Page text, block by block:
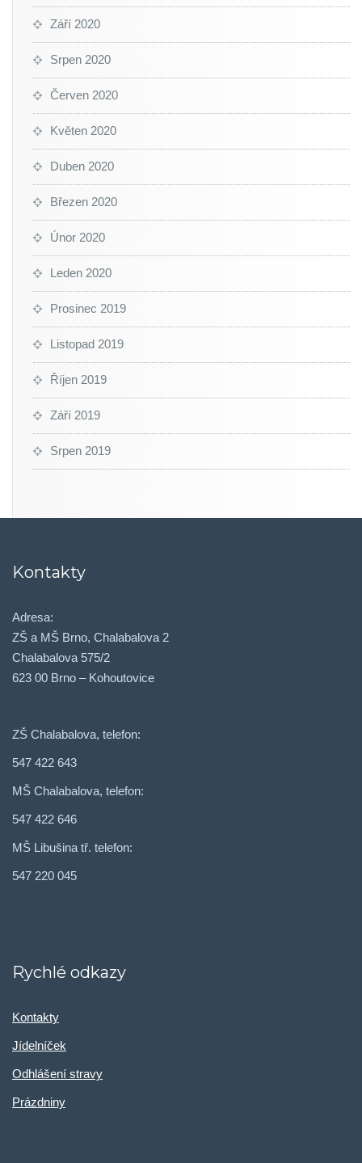
Září 2020
Srpen 2020
Červen 2020
Květen 2020
Duben 2020
Březen 2020
Únor 2020
Leden 2020
Prosinec 2019
Listopad 2019
Říjen 2019
Září 2019
Srpen 2019
Kontakty
Adresa:
ZŠ a MŠ Brno, Chalabalova 2
Chalabalova 575/2
623 00 Brno – Kohoutovice
ZŠ Chalabalova, telefon:
547 422 643
MŠ Chalabalova, telefon:
547 422 646
MŠ Libušina tř. telefon:
547 220 045
Rychlé odkazy
Kontakty
Jídelníček
Odhlášení stravy
Prázdniny